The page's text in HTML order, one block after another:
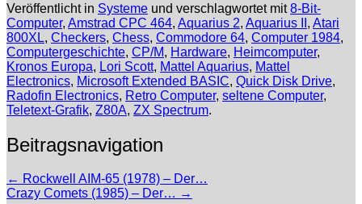
Veröffentlicht in Systeme und verschlagwortet mit8-Bit-
Computer, Amstrad CPC 464, Aquarius 2, Aquarius II , Atari
800XL, Checkers, Chess, Commodore 64, Computer 1984,
Computergeschichte, CP/M, Hardware, Heimcomputer,
Kronos Europa, Lori Scott, Mattel Aquarius, Mattel
Electronics, Microsoft Extended BASIC, Quick Disk Drive,
Radofin Electronics, Retro Computer, seltene Computer,
Teletext-Grafik, Z80A, ZX Spectrum.
Beitragsnavigation
← Rockwell AIM-65 (1978) – Der…
Crazy Comets (1985) – Der… →